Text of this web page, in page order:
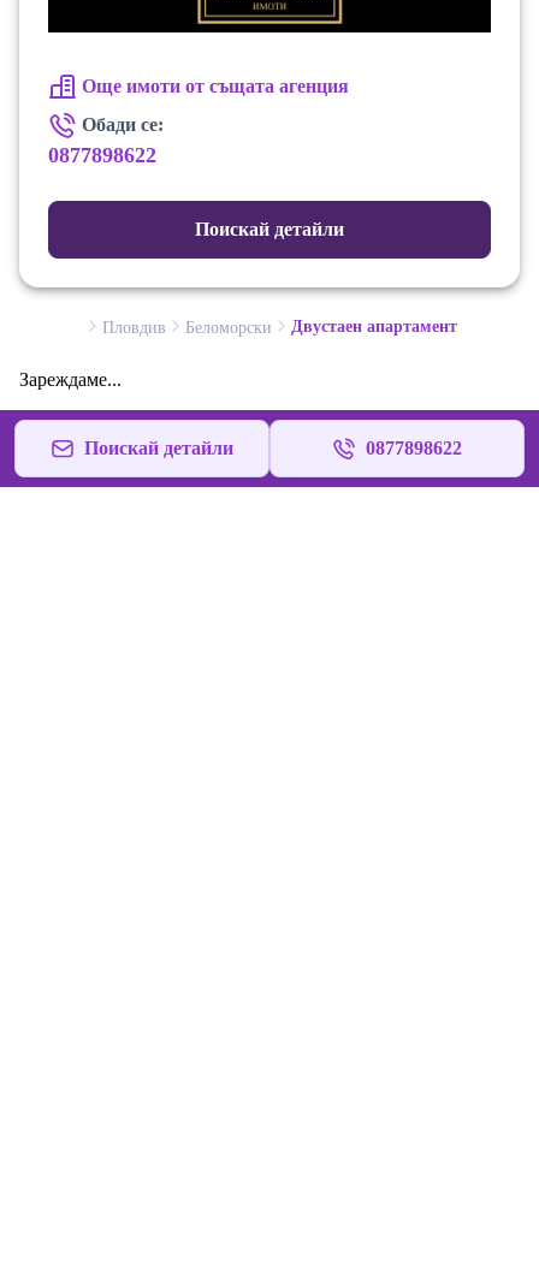
Още имоти от същата агенция
Обади се:
0877898622
Поискай детайли
Пловдив Беломорски Двустаен апартамент
Зареждаме...
Поискай детайли 0877898622